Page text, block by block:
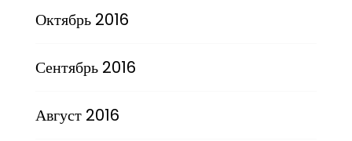
Октябрь 2016
Сентябрь 2016
Август 2016